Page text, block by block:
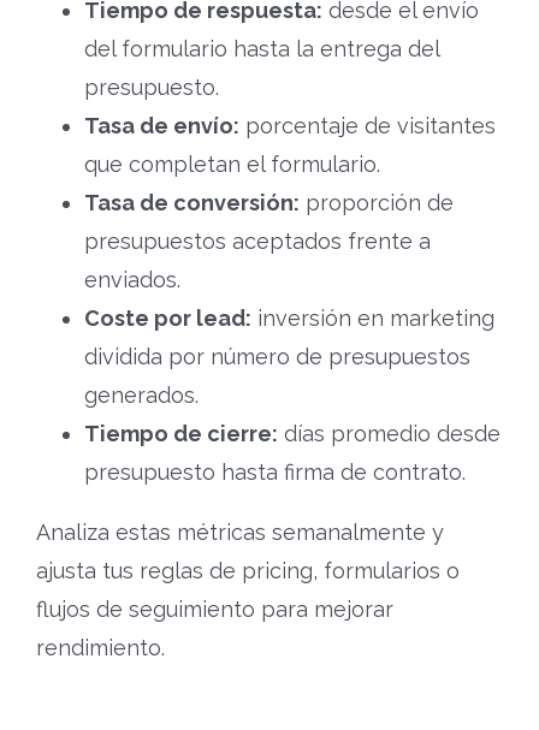
Tiempo de respuesta: desde el envío
del formulario hasta la entrega del
presupuesto.
Tasa de envío: porcentaje de visitantes
que completan el formulario.
Tasa de conversión: proporción de
presupuestos aceptados frente a
enviados.
Coste por lead: inversión en marketing
dividida por número de presupuestos
generados.
Tiempo de cierre: días promedio desde
presupuesto hasta firma de contrato.
Analiza estas métricas semanalmente y
ajusta tus reglas de pricing, formularios o
flujos de seguimiento para mejorar
rendimiento.